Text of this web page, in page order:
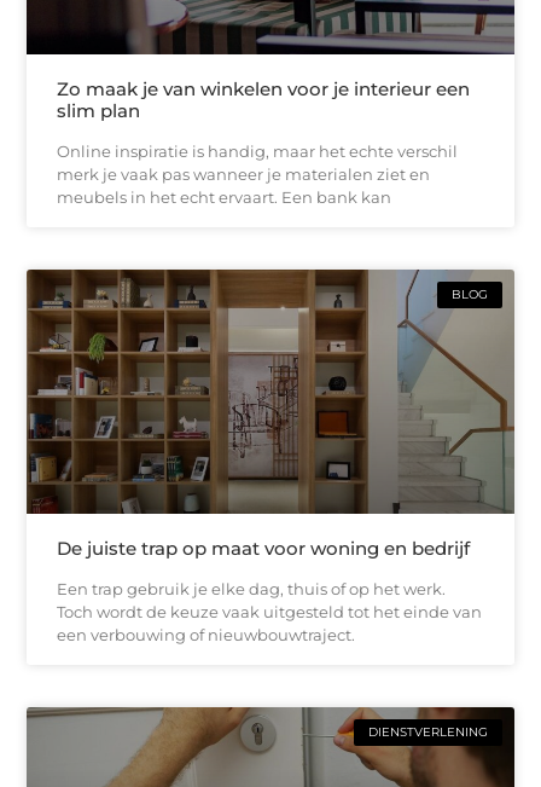
Zo maak je van winkelen voor je interieur een
slim plan
Online inspiratie is handig, maar het echte verschil
merk je vaak pas wanneer je materialen ziet en
meubels in het echt ervaart. Een bank kan
BLOG
De juiste trap op maat voor woning en bedrijf
Een trap gebruik je elke dag, thuis of op het werk.
Toch wordt de keuze vaak uitgesteld tot het einde van
een verbouwing of nieuwbouwtraject.
DIENSTVERLENING